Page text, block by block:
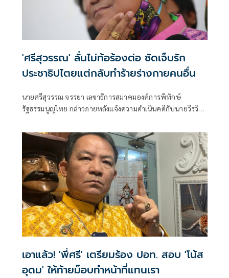
'ศรีสุวรรณ' ลั่นไม่ท้อร้องต่อ ซัดเจ็บรัก
ประชาธิปไตยแต่กลับทำร้ายร่างกายคนอื่น
นายศรีสุวรรณ จรรยา เลขาธิการสมาคมองค์การพิทักษ์
รัฐธรรมนูญไทย กล่าวภายหลังแจ้งความดำเนินคดีกับนายวีรวิ
เอาแล้ว! 'พี่ศรี' เตรียมร้อง ปอท. สอบ 'โน้ส
อุดม' ให้ท้ายม็อบทำหน้าที่แทนเรา